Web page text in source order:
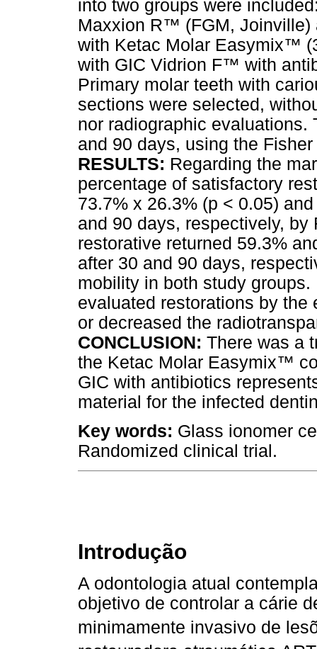
into two groups were
Maxxion R™ (FGM, Joinville)
with Ketac Molar Easymix™
with GIC Vidrion F™ with
Primary molar teeth with
sections were selected,
nor radiographic evaluations.
and 90 days, using the
RESULTS: Regarding the
percentage of satisfactory
73.7% x 26.3% (p < 0.05)
and 90 days, respectively,
restorative returned 59.3%
after 30 and 90 days,
mobility in both study
evaluated restorations by the
or decreased the
CONCLUSION: There was a
the Ketac Molar Easymix™
GIC with antibiotics
material for the infected
Key words: Glass ionomer
Randomized clinical trial.
Introdução
A odontologia atual
objetivo de controlar a cárie
minimamente invasivo de